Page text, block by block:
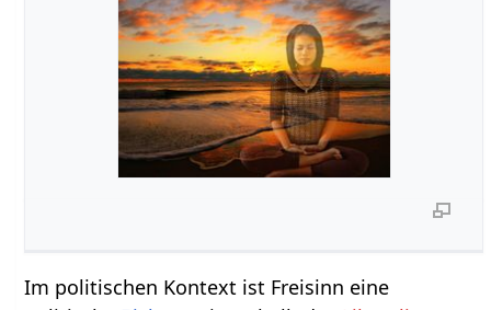
Im politischen Kontext ist Freisinn eine